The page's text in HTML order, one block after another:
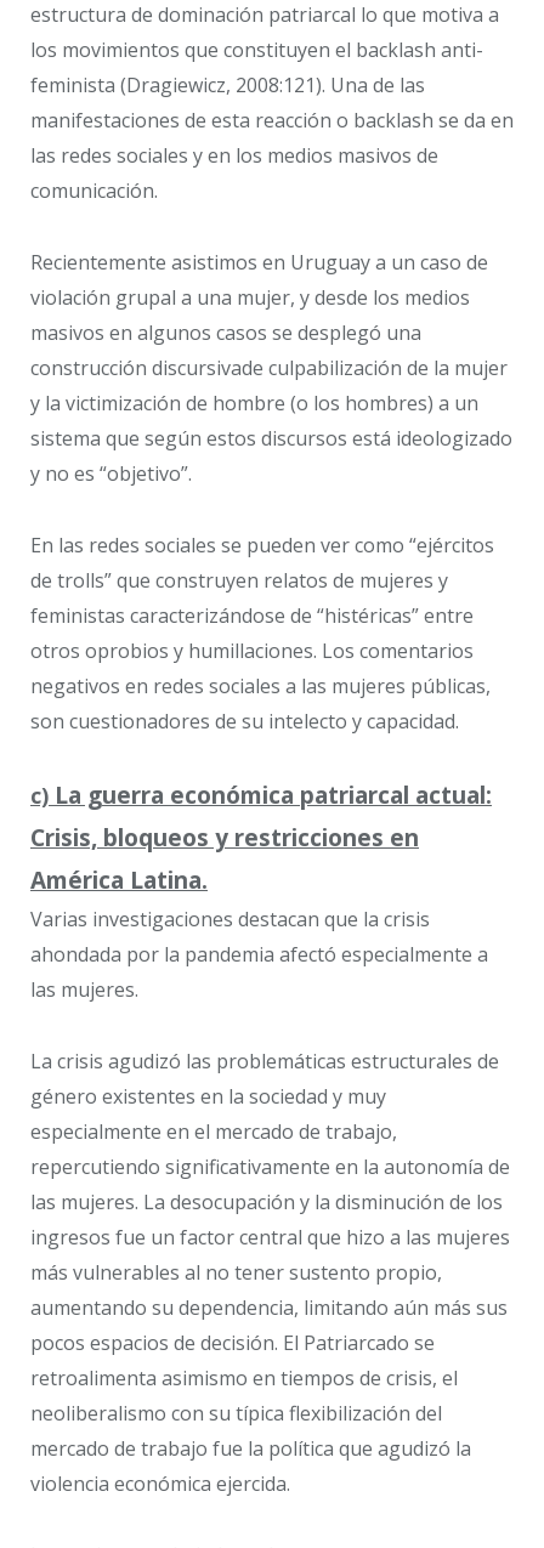
estructura de dominación patriarcal lo que motiva a
los movimientos que constituyen el backlash anti-
feminista (Dragiewicz, 2008:121). Una de las
manifestaciones de esta reacción o backlash se da en
las redes sociales y en los medios masivos de
comunicación.
Recientemente asistimos en Uruguay a un caso de
violación grupal a una mujer, y desde los medios
masivos en algunos casos se desplegó una
construcción discursivade culpabilización de la mujer
y la victimización de hombre (o los hombres) a un
sistema que según estos discursos está ideologizado
y no es “objetivo”.
En las redes sociales se pueden ver como “ejércitos
de trolls” que construyen relatos de mujeres y
feministas caracterizándose de “histéricas” entre
otros oprobios y humillaciones. Los comentarios
negativos en redes sociales a las mujeres públicas,
son cuestionadores de su intelecto y capacidad.
c) La guerra económica patriarcal actual:
Crisis, bloqueos y restricciones en
América Latina.
Varias investigaciones destacan que la crisis
ahondada por la pandemia afectó especialmente a
las mujeres.
La crisis agudizó las problemáticas estructurales de
género existentes en la sociedad y muy
especialmente en el mercado de trabajo,
repercutiendo significativamente en la autonomía de
las mujeres. La desocupación y la disminución de los
ingresos fue un factor central que hizo a las mujeres
más vulnerables al no tener sustento propio,
aumentando su dependencia, limitando aún más sus
pocos espacios de decisión. El Patriarcado se
retroalimenta asimismo en tiempos de crisis, el
neoliberalismo con su típica flexibilización del
mercado de trabajo fue la política que agudizó la
violencia económica ejercida.